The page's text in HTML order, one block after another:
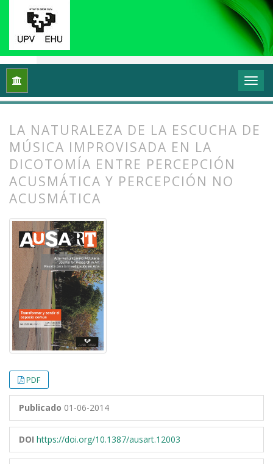
Inicio Vol. 2 Núm. 1 (2014): Transformar y sentir
LA NATURALEZA DE LA ESCUCHA DE
MÚSICA IMPROVISADA EN LA
DICOTOMÍA ENTRE PERCEPCIÓN
ACUSMÁTICA Y PERCEPCIÓN NO
ACUSMÁTICA
PDF
Publicado 01-06-2014
DOI https://doi.org/10.1387/ausart.12003